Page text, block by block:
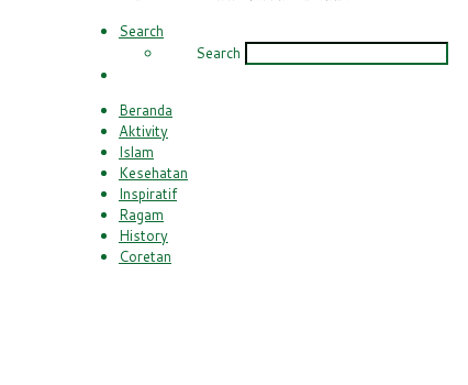
Search
Search
Beranda
Aktivity
Islam
Kesehatan
Inspiratif
Ragam
History
Coretan